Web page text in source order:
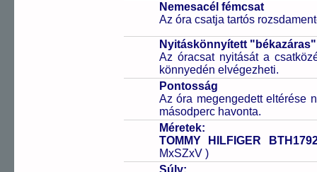
Nemesacél fémcsat
Az óra csatja tartós
Nyitáskönnyített
Az óracsat nyitását a
könnyedén elvégezheti.
Pontosság
Az óra megengedett eltérése
másodperc havonta.
Méretek:
TOMMY HILFIGER
MxSZxV )
Súly: